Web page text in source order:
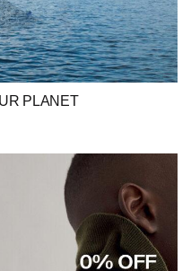
PLANET